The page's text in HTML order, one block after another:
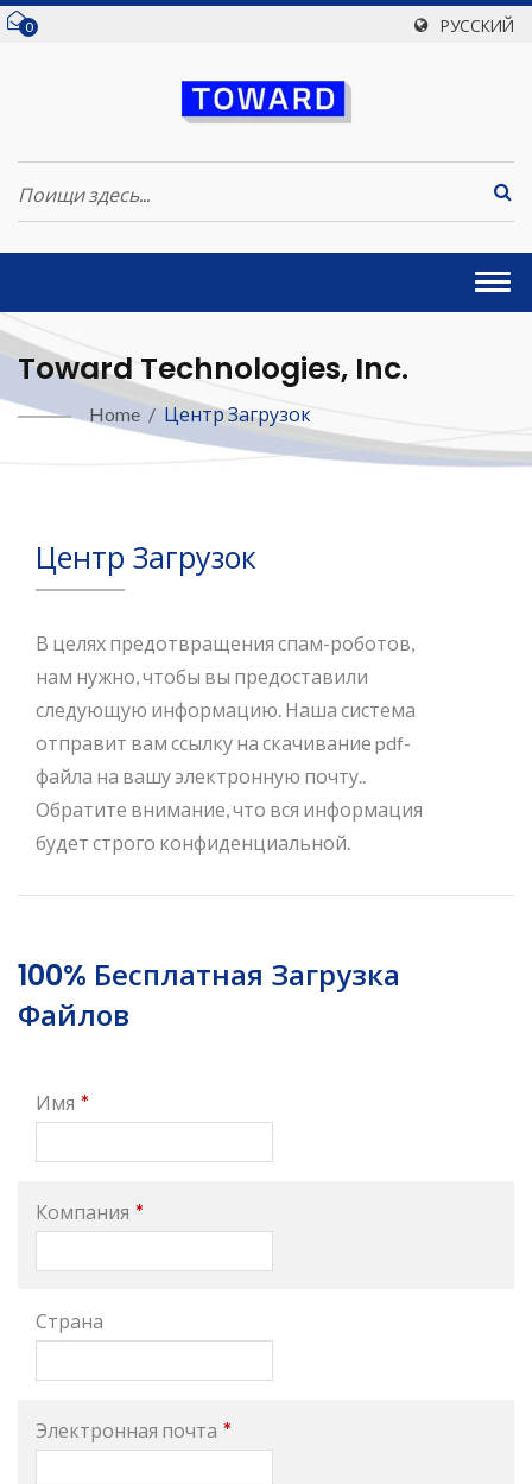
0 РУССКИЙ
Toward Technologies, Inc.
Home / Центр Загрузок
Центр Загрузок
В целях предотвращения спам-роботов,
нам нужно, чтобы вы предоставили
следующую информацию. Наша система
отправит вам ссылку на скачивание pdf-
файла на вашу электронную почту..
Обратите внимание, что вся информация
будет строго конфиденциальной.
100% Бесплатная Загрузка
Файлов
Имя *
Компания *
Страна
Электронная почта *